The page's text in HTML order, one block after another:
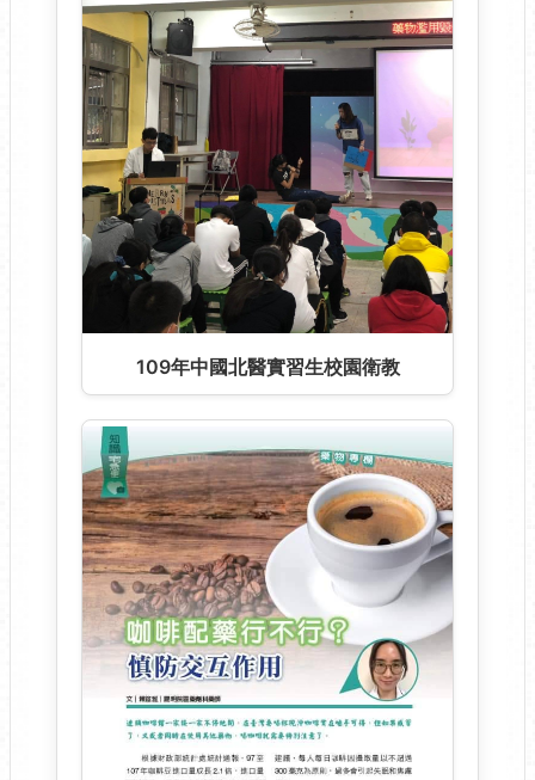
2020年國際身心障礙者日的活動~用更
直觀的圖示、文字，藥袋易讀、易懂
109年中國北醫實習生校園衛教
109年中國北醫實習生校園衛教